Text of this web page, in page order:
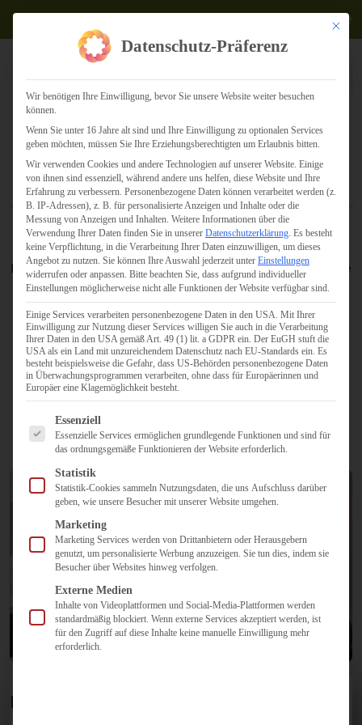
Termine
Willkommen bei Lesting Media &
Consulting
Wir sind Ihr Partner für innovative Lösungen in einer
Vielzahl von Branchen. Unser Unternehmen ist in den
Bereichen Gesundheitswesen, Bildung & Erziehung, Kirche
& Gesellschaft, Politik, Medien und Handel tätig. Mit
einem breiten Leistungsspektrum, das von Software- und
Webentwicklung über Online-Marketing bis hin zu
Weiterbildungen reicht, bieten wir maßgeschneiderte
Dienstleistungen, die auf die Bedürfnisse unserer Kunden
zugeschnitten sind.
Jetzt Kontakt aufnehmen!
Unsere Mission
Mit
Datenschutz-Präferenz
Wir benötigen Ihre Einwilligung, bevor Sie unsere Website weiter besuchen
können.
Wenn Sie unter 16 Jahre alt sind und Ihre Einwilligung zu optionalen Services
geben möchten, müssen Sie Ihre Erziehungsberechtigten um Erlaubnis bitten.
Wir verwenden Cookies und andere Technologien auf unserer Website. Einige
von ihnen sind essenziell, während andere uns helfen, diese Website und Ihre
Erfahrung zu verbessern. Personenbezogene Daten können verarbeitet werden (z.
B. IP-Adressen), z. B. für personalisierte Anzeigen und Inhalte oder die
Messung von Anzeigen und Inhalten. Weitere Informationen über die
Verwendung Ihrer Daten finden Sie in unserer Datenschutzerklärung. Es besteht
keine Verpflichtung, in die Verarbeitung Ihrer Daten einzuwilligen, um dieses
Angebot zu nutzen. Sie können Ihre Auswahl jederzeit unter Einstellungen
widerrufen oder anpassen. Bitte beachten Sie, dass aufgrund individueller
Einstellungen möglicherweise nicht alle Funktionen der Website verfügbar sind.
Einige Services verarbeiten personenbezogene Daten in den USA. Mit Ihrer
Einwilligung zur Nutzung dieser Services willigen Sie auch in die Verarbeitung
Ihrer Daten in den USA gemäß Art. 49 (1) lit. a GDPR ein. Der EuGH stuft die
USA als ein Land mit unzureichendem Datenschutz nach EU-Standards ein. Es
besteht beispielsweise die Gefahr, dass US-Behörden personenbezogene Daten
in Überwachungsprogrammen verarbeiten, ohne dass für Europäerinnen und
Europäer eine Klagemöglichkeit besteht.
Es folgt eine Liste der Service-Gruppen, für die eine
Essenziell
Essenzielle Services ermöglichen grundlegende Funktionen und sind für
das ordnungsgemäße Funktionieren der Website erforderlich.
Statistik
Statistik-Cookies sammeln Nutzungsdaten, die uns Aufschluss darüber
geben, wie unsere Besucher mit unserer Website umgehen.
Marketing
Marketing Services werden von Drittanbietern oder Herausgebern
genutzt, um personalisierte Werbung anzuzeigen. Sie tun dies, indem sie
Besucher über Websites hinweg verfolgen.
Externe Medien
Inhalte von Videoplattformen und Social-Media-Plattformen werden
standardmäßig blockiert. Wenn externe Services akzeptiert werden, ist
für den Zugriff auf diese Inhalte keine manuelle Einwilligung mehr
erforderlich.